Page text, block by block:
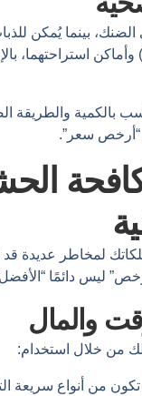
بينما يُمكن للذباب
استراحتهما،
بالكمية والطريقة
“أرخص سعر”.
لمخاطر عديدة قد
ليس دائمًا
والمال
من خلال استخدام:
من أنواع سريعة